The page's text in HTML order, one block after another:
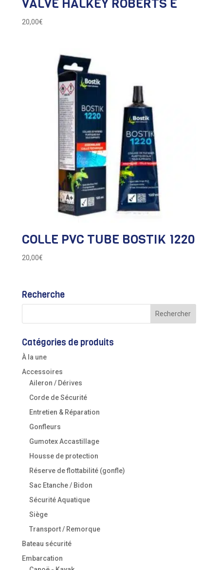
VALVE HALKEY ROBERTS E
20,00€
COLLE PVC TUBE BOSTIK 1220
20,00€
Recherche
Catégories de produits
À la une
Accessoires
Aileron / Dérives
Corde de Sécurité
Entretien & Réparation
Gonfleurs
Gumotex Accastillage
Housse de protection
Réserve de flottabilité (gonfle)
Sac Etanche / Bidon
Sécurité Aquatique
Siège
Transport / Remorque
Bateau sécurité
Embarcation